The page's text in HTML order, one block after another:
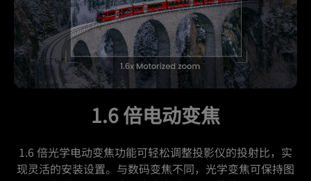
1.6 倍电动变焦
1.6 倍光学电动变焦功能可轻松调整投影仪的投射比，实
现灵活的安装设置。与数码变焦不同，光学变焦可保持图